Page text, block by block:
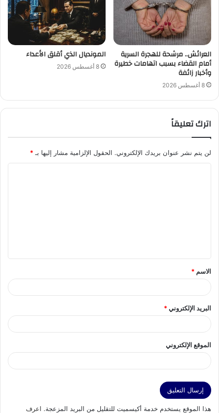
العرائش.. مرشحة للهجرة السرية
أمام القضاء بسبب اتهامات خطيرة
وأخبار زائفة
8 أغسطس 2026
المونديال الذي أقلق الأعداء
8 أغسطس 2026
اترك تعليقاً
لن يتم نشر عنوان بريدك الإلكتروني. الحقول الإلزامية مشار إليها بـ *
ق
*
الاسم *
البريد الإلكتروني*
الموقع الإلكتروني
هذا الموقع يستخدم خدمة أكيسميت للتقليل من البريد المزعجة. اعرف